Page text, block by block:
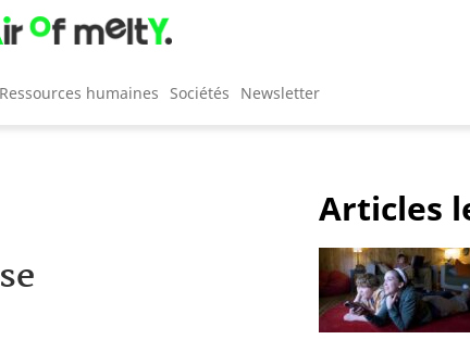
Ressources humaines Sociétés Newsletter
Articles